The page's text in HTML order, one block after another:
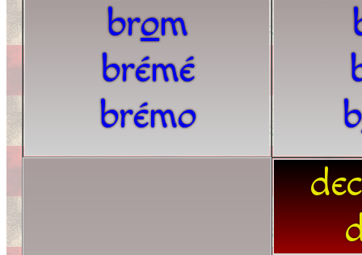
brom
brémé
brémo
b